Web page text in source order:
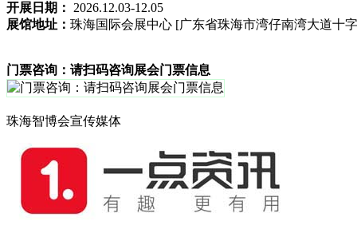
开展日期：
2026.12.03-12.05
展馆地址： 珠海国际会展中心 [广东省珠海市湾仔南湾大道十
门票咨询：请扫码咨询展会门票信息
珠海智博会宣传媒体